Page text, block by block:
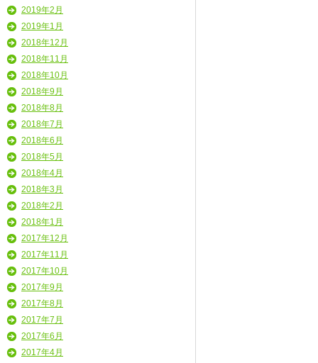
2019年2月
2019年1月
2018年12月
2018年11月
2018年10月
2018年9月
2018年8月
2018年7月
2018年6月
2018年5月
2018年4月
2018年3月
2018年2月
2018年1月
2017年12月
2017年11月
2017年10月
2017年9月
2017年8月
2017年7月
2017年6月
2017年4月